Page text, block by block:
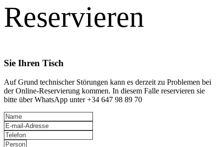
Reservieren
Sie Ihren Tisch
Auf Grund technischer Störungen kann es derzeit zu Problemen bei
der Online-Reservierung kommen. In diesem Falle reservieren sie
bitte über WhatsApp unter +34 647 98 89 70